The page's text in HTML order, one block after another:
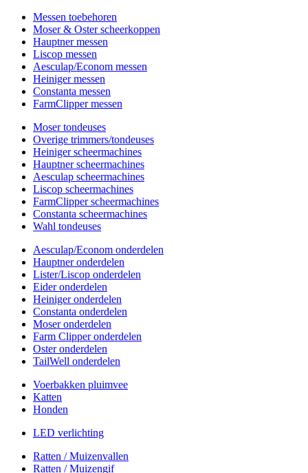
Messen toebehoren
Moser & Oster scheerkoppen
Hauptner messen
Liscop messen
Aesculap/Econom messen
Heiniger messen
Constanta messen
FarmClipper messen
Moser tondeuses
Overige trimmers/tondeuses
Heiniger scheermachines
Hauptner scheermachines
Aesculap scheermachines
Liscop scheermachines
FarmClipper scheermachines
Constanta scheermachines
Wahl tondeuses
Aesculap/Econom onderdelen
Hauptner onderdelen
Lister/Liscop onderdelen
Eider onderdelen
Heiniger onderdelen
Constanta onderdelen
Moser onderdelen
Farm Clipper onderdelen
Oster onderdelen
TailWell onderdelen
Voerbakken pluimvee
Katten
Honden
LED verlichting
Ratten / Muizenvallen
Ratten / Muizengif